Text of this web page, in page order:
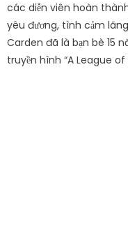
các diễn viên hoàn
yêu đương, tình cảm
Carden đã là bạn bè 15
truyền hình “A League of